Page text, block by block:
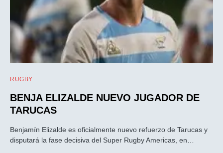
RUGBY
BENJA ELIZALDE NUEVO JUGADOR DE
TARUCAS
Benjamín Elizalde es oficialmente nuevo refuerzo de Tarucas y
disputará la fase decisiva del Super Rugby Americas, en…